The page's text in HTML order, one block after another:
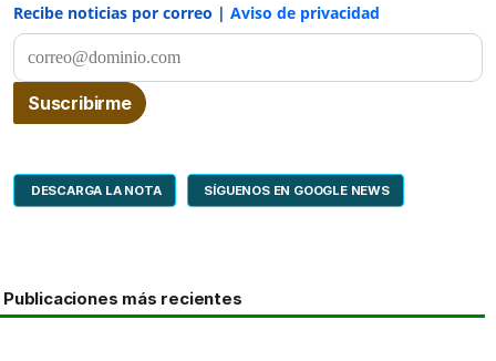
Recibe noticias por correo | Aviso de privacidad
DESCARGA LA NOTA SÍGUENOS EN GOOGLE NEWS
Publicaciones más recientes